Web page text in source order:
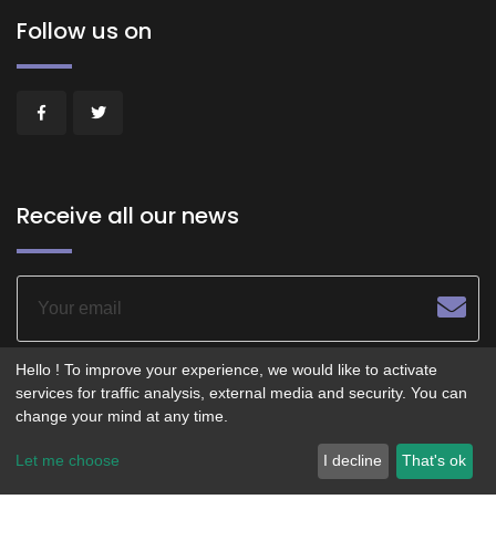
Follow us on
Receive all our news
© 2026 - POITIERS LE CENTRE - Service operated by
Hello ! To improve your experience, we would like to activate
services for traffic analysis, external media and security. You can
change your mind at any time.
Let me choose I decline That's ok